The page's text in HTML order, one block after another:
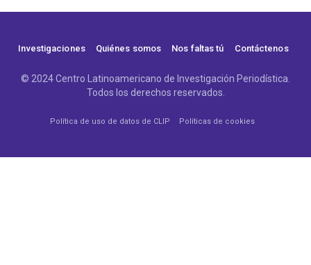
Investigaciones Quiénes somos Nos faltas tú Contáctenos
© 2024 Centro Latinoamericano de Investigación Periodística.
Todos los derechos reservados.
Política de uso de datos de CLIP Políticas de cookies